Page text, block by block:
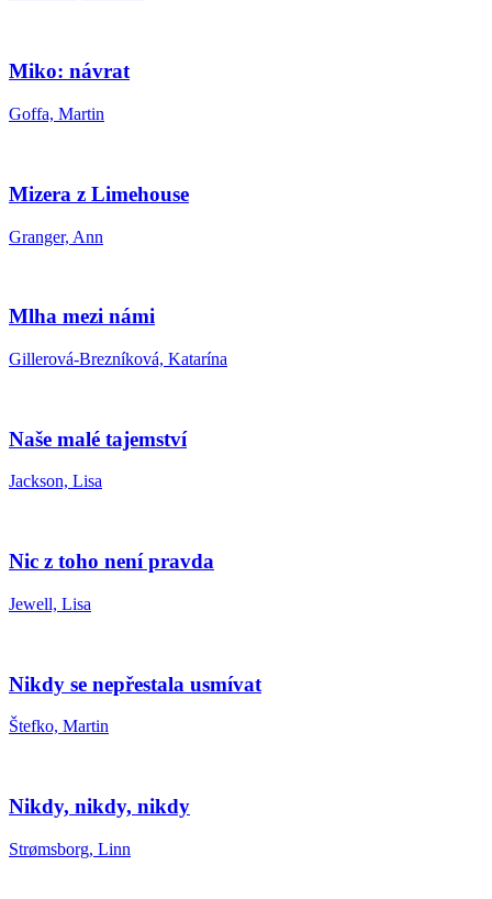
Miko: návrat
Goffa, Martin
Mizera z Limehouse
Granger, Ann
Mlha mezi námi
Gillerová-Brezníková, Katarína
Naše malé tajemství
Jackson, Lisa
Nic z toho není pravda
Jewell, Lisa
Nikdy se nepřestala usmívat
Štefko, Martin
Nikdy, nikdy, nikdy
Strømsborg, Linn